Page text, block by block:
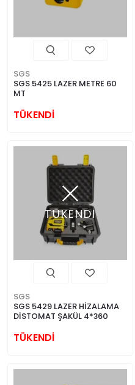
SGS
SGS 5425 LAZER METRE 60
MT
TÜKENDİ
TÜKENDİ
SGS
SGS 5429 LAZER HİZALAMA
DİSTOMAT ŞAKÜL 4*360
TÜKENDİ